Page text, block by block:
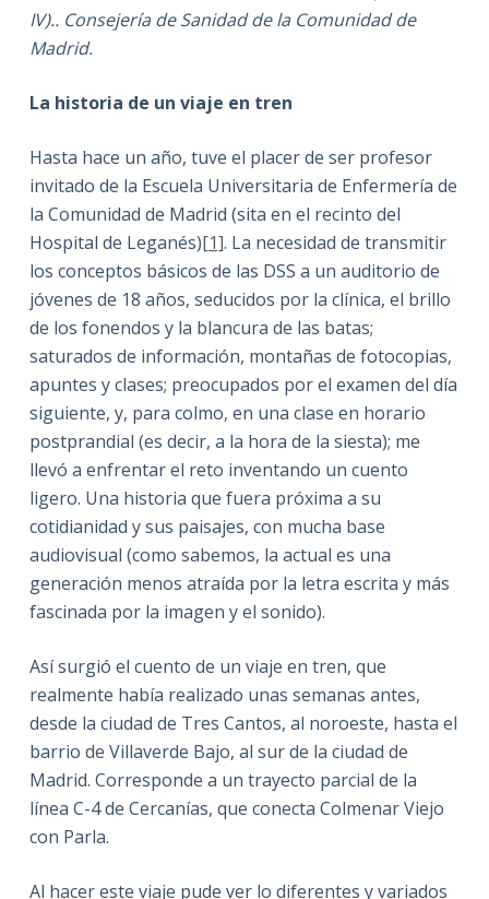
IV).. Consejería de Sanidad de la Comunidad de
Madrid.
La historia de un viaje en tren
Hasta hace un año, tuve el placer de ser profesor
invitado de la Escuela Universitaria de Enfermería de
la Comunidad de Madrid (sita en el recinto del
Hospital de Leganés)[1]. La necesidad de transmitir
los conceptos básicos de las DSS a un auditorio de
jóvenes de 18 años, seducidos por la clínica, el brillo
de los fonendos y la blancura de las batas;
saturados de información, montañas de fotocopias,
apuntes y clases; preocupados por el examen del día
siguiente, y, para colmo, en una clase en horario
postprandial (es decir, a la hora de la siesta); me
llevó a enfrentar el reto inventando un cuento
ligero. Una historia que fuera próxima a su
cotidianidad y sus paisajes, con mucha base
audiovisual (como sabemos, la actual es una
generación menos atraída por la letra escrita y más
fascinada por la imagen y el sonido).
Así surgió el cuento de un viaje en tren, que
realmente había realizado unas semanas antes,
desde la ciudad de Tres Cantos, al noroeste, hasta el
barrio de Villaverde Bajo, al sur de la ciudad de
Madrid. Corresponde a un trayecto parcial de la
línea C-4 de Cercanías, que conecta Colmenar Viejo
con Parla.
Al hacer este viaje pude ver lo diferentes y variados